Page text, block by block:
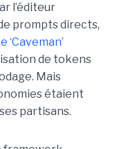
l’éditeur
prompts directs,
de tokens
Mais
étaient
partisans.